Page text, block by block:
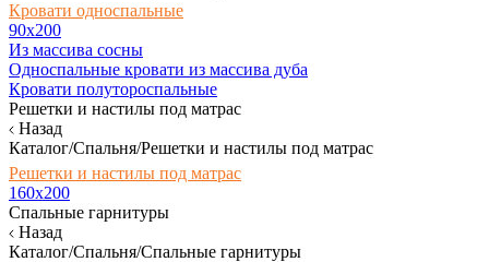
Кровати односпальные
90х200
Из массива сосны
Односпальные кровати из массива дуба
Кровати полутороспальные
Решетки и настилы под матрас
Назад
Каталог/Спальня/Решетки и настилы под матрас
Решетки и настилы под матрас
160х200
Спальные гарнитуры
Назад
Каталог/Спальня/Спальные гарнитуры